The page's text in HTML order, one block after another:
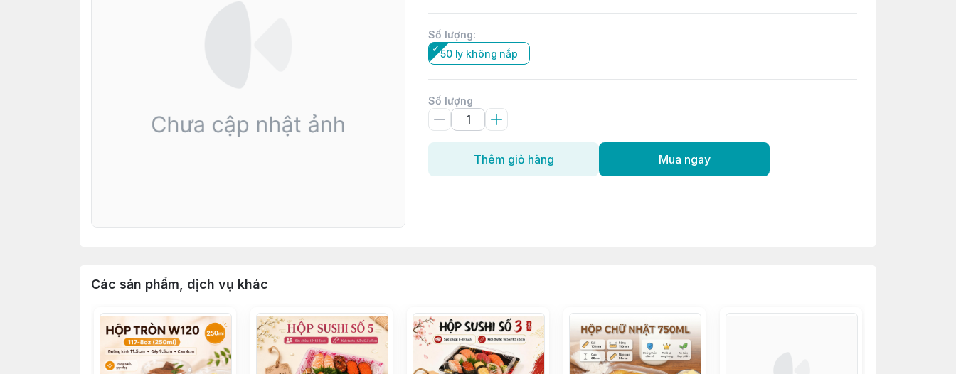
Số lượng:
50 ly không nắp
Số lượng
Thêm giỏ hàng Mua ngay
Các sản phẩm, dịch vụ khác